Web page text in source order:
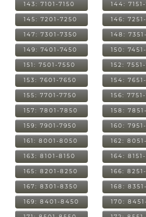
143: 7101-7150 144:
145: 7201-7250 146:
147: 7301-7350 148:
149: 7401-7450 150:
151: 7501-7550 152:
153: 7601-7650 154:
155: 7701-7750 156:
157: 7801-7850 158:
159: 7901-7950 160:
161: 8001-8050 162:
163: 8101-8150 164:
165: 8201-8250 166:
167: 8301-8350 168:
169: 8401-8450 170: